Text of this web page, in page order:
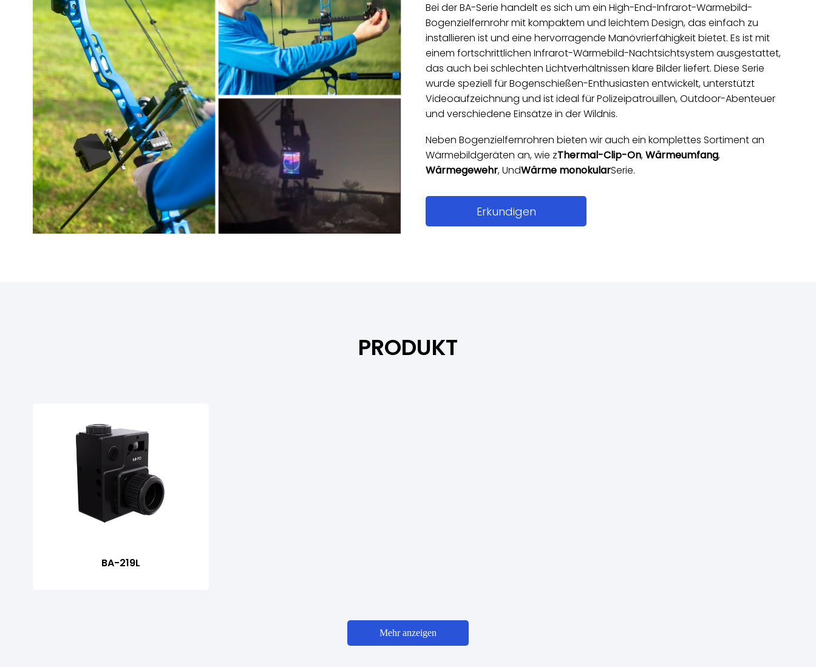
Bei der BA-Serie handelt es sich um ein High-End-Infrarot-Wärmebild-
Bogenzielfernrohr mit kompaktem und leichtem Design, das einfach zu
installieren ist und eine hervorragende Manövrierfähigkeit bietet. Es ist mit
einem fortschrittlichen Infrarot-Wärmebild-Nachtsichtsystem ausgestattet,
das auch bei schlechten Lichtverhältnissen klare Bilder liefert. Diese Serie
wurde speziell für Bogenschießen-Enthusiasten entwickelt, unterstützt
Videoaufzeichnung und ist ideal für Polizeipatrouillen, Outdoor-Abenteuer
und verschiedene Einsätze in der Wildnis.
Neben Bogenzielfernrohren bieten wir auch ein komplettes Sortiment an
Wärmebildgeräten an, wie zThermal-Clip-On,Wärmeumfang,
Wärmegewehr, UndWärme monokularSerie.
Erkundigen
PRODUKT
BA-219L
Mehr anzeigen